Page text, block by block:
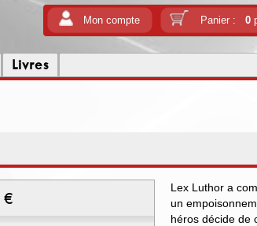
Mon compte Panier : 0
Livres
€
Lex Luthor a
un
héros décide de